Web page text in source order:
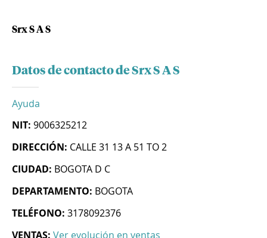
Srx S A S
Datos de contacto de Srx S A S
Ayuda
NIT: 9006325212
DIRECCIÓN: CALLE 31 13 A 51 TO 2
CIUDAD: BOGOTA D C
DEPARTAMENTO: BOGOTA
TELÉFONO: 3178092376
VENTAS: Ver evolución en ventas